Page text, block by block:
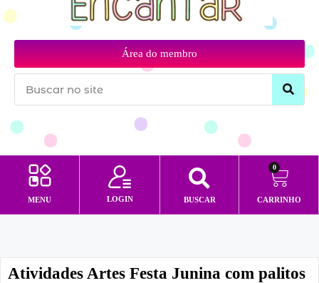
Área do membro
MENU LOGIN BUSCAR
0
CARRINHO
Atividades Artes Festa Junina com palitos